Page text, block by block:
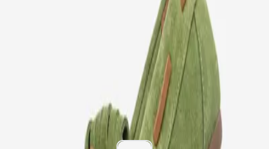
Kadın Hakiki Deri Ahşap Boncuk Detaylı Loafer Malta
Kadın Hakiki Deri Ahşap Boncuk Detaylı Loafer Malta
4.495,00 TL %